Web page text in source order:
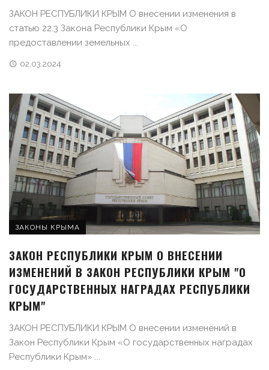
ЗАКОН РЕСПУБЛИКИ КРЫМ О внесении изменения в
статью 22.3 Закона Республики Крым «О
предоставлении земельных ...
02.03.2024
ЗАКОНЫ КРЫМА
ЗАКОН РЕСПУБЛИКИ КРЫМ О ВНЕСЕНИИ
ИЗМЕНЕНИЙ В ЗАКОН РЕСПУБЛИКИ КРЫМ "О
ГОСУДАРСТВЕННЫХ НАГРАДАХ РЕСПУБЛИКИ
КРЫМ"
ЗАКОН РЕСПУБЛИКИ КРЫМ О внесении изменений в
Закон Республики Крым «О государственных наградах
Республики Крым» ...